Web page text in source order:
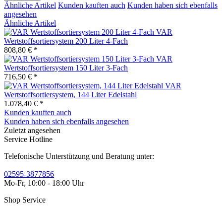
Ähnliche Artikel Kunden kauften auch Kunden haben sich ebenfalls
angesehen
Ähnliche Artikel
VAR
Wertstoffsortiersystem 200 Liter 4-Fach
808,80 € *
VAR
Wertstoffsortiersystem 150 Liter 3-Fach
716,50 € *
VAR
Wertstoffsortiersystem, 144 Liter Edelstahl
1.078,40 € *
Kunden kauften auch
Kunden haben sich ebenfalls angesehen
Zuletzt angesehen
Service Hotline
Telefonische Unterstützung und Beratung unter:
02595-3877856
Mo-Fr, 10:00 - 18:00 Uhr
Shop Service